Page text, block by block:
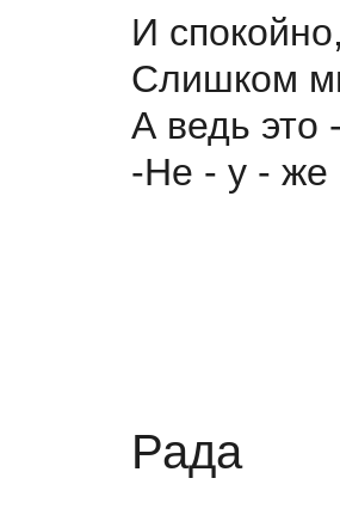
И
Слишком
А ведь это
-Не - у -
Рада